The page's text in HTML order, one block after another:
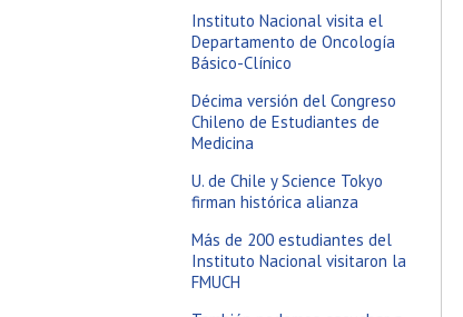
Instituto Nacional visita el
Departamento de Oncología
Básico-Clínico
Décima versión del Congreso
Chileno de Estudiantes de
Medicina
U. de Chile y Science Tokyo
firman histórica alianza
Más de 200 estudiantes del
Instituto Nacional visitaron la
FMUCH